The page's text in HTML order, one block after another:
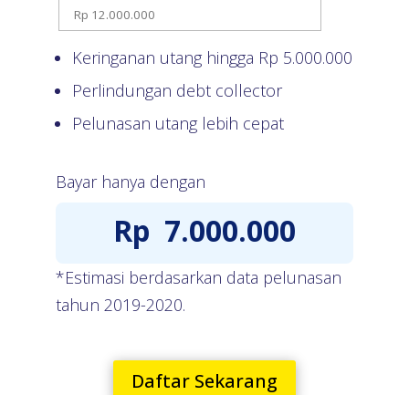
Keringanan utang hingga Rp 5.000.000
Perlindungan debt collector
Pelunasan utang lebih cepat
Bayar hanya dengan
Rp 7.000.000
*Estimasi berdasarkan data pelunasan
tahun 2019-2020.
Daftar Sekarang